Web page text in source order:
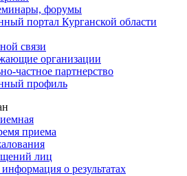
форумы
портал Курганской области
связи
организации
частное партнерство
профиль
приема
лиц
о результатах